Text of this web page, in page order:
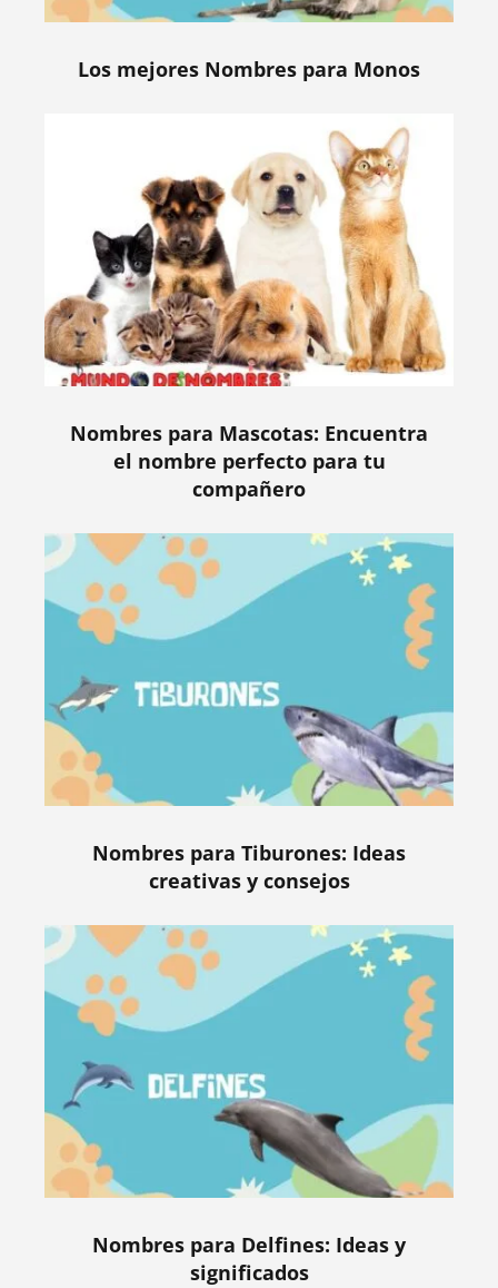
Los mejores Nombres para Monos
Nombres para Mascotas: Encuentra
el nombre perfecto para tu
compañero
Nombres para Tiburones: Ideas
creativas y consejos
Nombres para Delfines: Ideas y
significados